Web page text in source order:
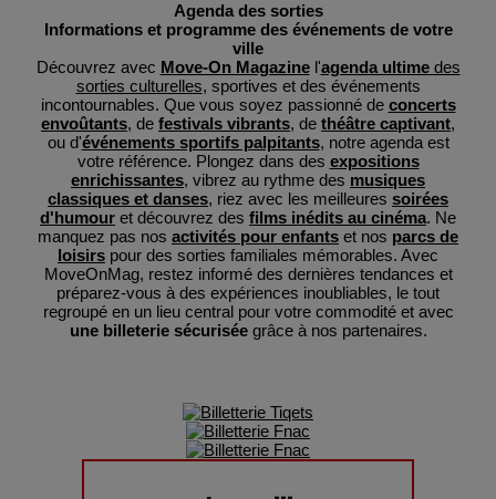
Agenda des sorties
Informations et programme des événements de votre
ville
Découvrez avec Move-On Magazinel'agenda ultimedes
sorties culturelles, sportives et des événements
incontournables. Que vous soyez passionné de concerts
envoûtants, de festivals vibrants, de théâtre captivant,
ou d'événements sportifs palpitants, notre agenda est
votre référence. Plongez dans des expositions
enrichissantes, vibrez au rythme des musiques
classiques et danses, riez avec les meilleures soirées
d'humour et découvrez des films inédits au cinéma. Ne
manquez pas nos activités pour enfants et nos parcs de
loisirs pour des sorties familiales mémorables. Avec
MoveOnMag, restez informé des dernières tendances et
préparez-vous à des expériences inoubliables, le tout
regroupé en un lieu central pour votre commodité et avec
une billeterie sécuriséegrâce à nos partenaires.